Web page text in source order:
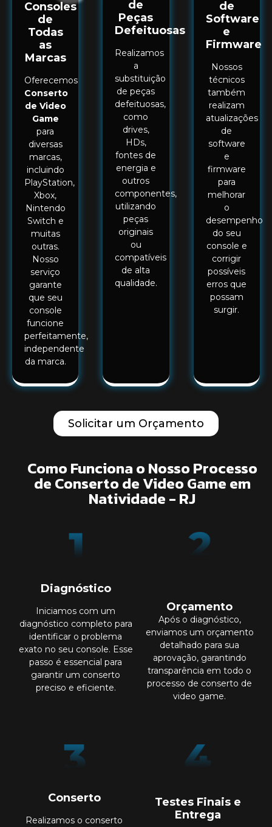
Consoles
de
Todas
as
Marcas
Oferecemos
Conserto
de Video
Game
para
diversas
marcas,
incluindo
PlayStation,
Xbox,
Nintendo
Switch e
muitas
outras.
Nosso
serviço
garante
que seu
console
funcione
perfeitamente,
independente
da marca.
de
Peças
Defeituosas
Realizamos
a
substituição
de peças
defeituosas,
como
drives,
HDs,
fontes de
energia e
outros
componentes,
utilizando
peças
originais
ou
compatíveis
de alta
qualidade.
de
Software
e
Firmware
Nossos
técnicos
também
realizam
atualizações
de
software
e
firmware
para
melhorar
o
desempenho
do seu
console e
corrigir
possíveis
erros que
possam
surgir.
Solicitar um Orçamento
Como Funciona o Nosso Processo
de Conserto de Video Game em
Natividade - RJ
Diagnóstico
Iniciamos com um
diagnóstico completo para
identificar o problema
exato no seu console. Esse
passo é essencial para
garantir um conserto
preciso e eficiente.
Orçamento
Após o diagnóstico,
enviamos um orçamento
detalhado para sua
aprovação, garantindo
transparência em todo o
processo de conserto de
video game.
Conserto
Realizamos o conserto
Testes Finais e
Entrega